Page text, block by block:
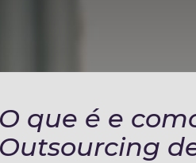
O que é e
Outsourcing